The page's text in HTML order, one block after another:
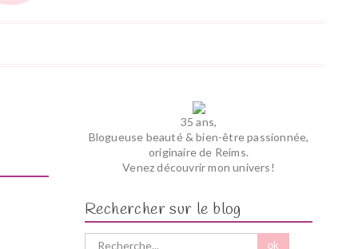
35 ans,
Blogueuse beauté & bien-être passionnée,
originaire de Reims.
Venez découvrir mon univers!
Rechercher sur le blog